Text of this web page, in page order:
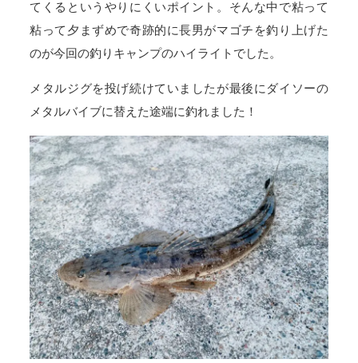
てくるというやりにくいポイント。そんな中で粘って
粘って夕まずめで奇跡的に長男がマゴチを釣り上げた
のが今回の釣りキャンプのハイライトでした。
メタルジグを投げ続けていましたが最後にダイソーの
メタルバイブに替えた途端に釣れました！